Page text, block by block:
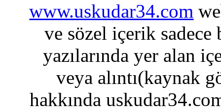
www.uskudar34.com
ve sözel içerik sadece
yazılarında yer alan
veya alıntı(kaynak
hakkında